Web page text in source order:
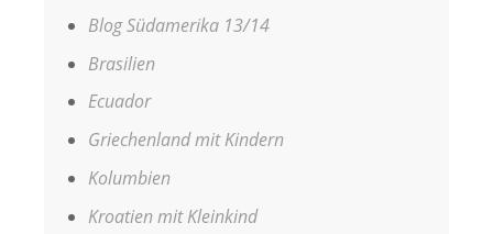
Blog Südamerika 13/14
Brasilien
Ecuador
Griechenland mit Kindern
Kolumbien
Kroatien mit Kleinkind